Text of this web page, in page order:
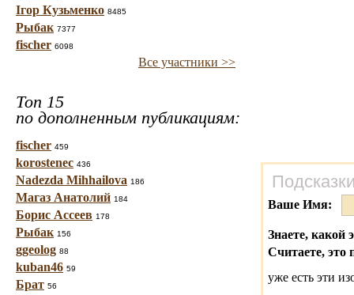
Ігор Кузьменко 8485
Рыбак 7377
fischer 6098
Все участники >>
Топ 15
по дополненным публикациям:
fischer 459
korostenec 436
Nadezda Mihhailova 186
Магаз Анатолий 184
Борис Ассеев 178
Рыбак 156
ggeolog 88
kuban46 59
Брат 56
Ваше Имя:
Знаете, какой
Считаете, это
уже есть эти